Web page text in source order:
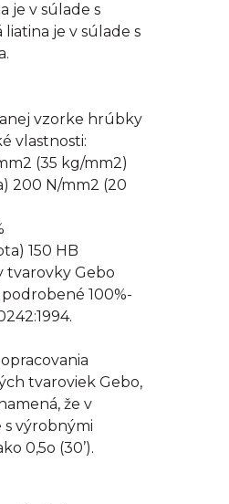
je v súlade s
liatina je v súlade s
vzorke hrúbky
vlastnosti:
(35 kg/mm2)
200 N/mm2 (20
150 HB
tvarovky Gebo
100%-
tvaroviek Gebo,
že v
s výrobnými
0,5o (30’).